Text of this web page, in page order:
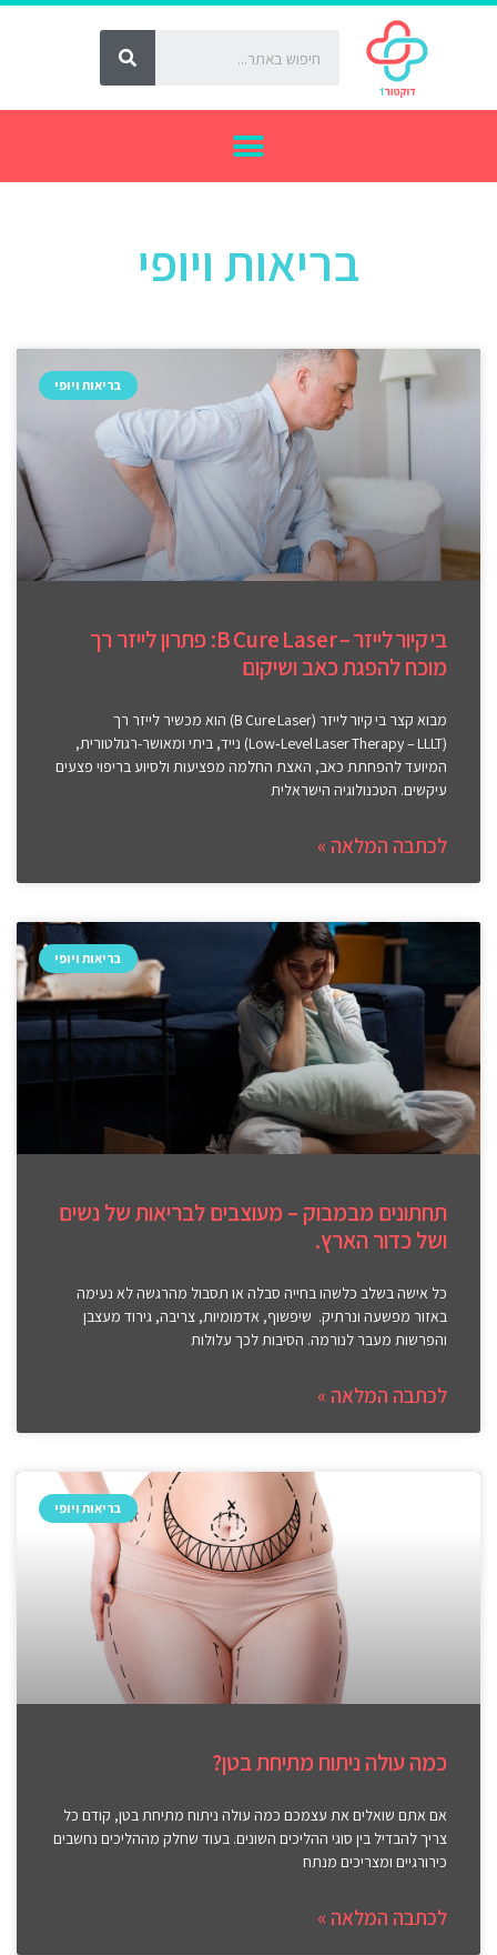
בריאות ויופי
בריאות ויופי
בי קיור לייזר – B Cure Laser: פתרון לייזר רך
מוכח להפגת כאב ושיקום
מבוא קצר בי קיור לייזר (B Cure Laser) הוא מכשיר לייזר רך
(Low‑Level Laser Therapy – LLLT) נייד, ביתי ומאושר‑רגולטורית,
המיועד להפחתת כאב, האצת החלמה מפציעות ולסיוע בריפוי פצעים
עיקשים. הטכנולוגיה הישראלית
לכתבה המלאה »
בריאות ויופי
תחתונים מבמבוק – מעוצבים לבריאות של נשים
ושל כדור הארץ.
כל אישה בשלב כלשהו בחייה סבלה או תסבול מהרגשה לא נעימה
באזור מפשעה ונרתיק. שיפשוף, אדמומיות, צריבה, גירוד מעצבן
והפרשות מעבר לנורמה. הסיבות לכך עלולות
לכתבה המלאה »
בריאות ויופי
כמה עולה ניתוח מתיחת בטן?
אם אתם שואלים את עצמכם כמה עולה ניתוח מתיחת בטן, קודם כל
צריך להבדיל בין סוגי ההליכים השונים. בעוד שחלק מההליכים נחשבים
כירורגיים ומצריכים מנתח
לכתבה המלאה »